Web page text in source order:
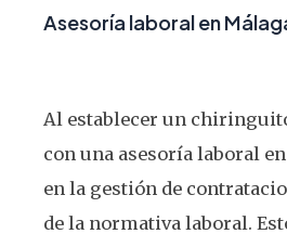
Asesoría laboral en
Al establecer un
con una asesoría laboral
en la gestión de
de la normativa laboral.